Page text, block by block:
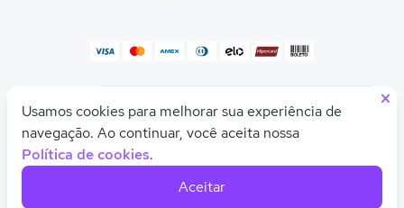
Olá! Quer uma ajudinha para descobrir seu
curso ou faculdade ideal?
© 2026 Quero Educação
CNPJ 10.542.212/0001-54
×
Usamos cookies para melhorar sua experiência de
navegação. Ao continuar, você aceita nossa
Política de cookies.
Aceitar